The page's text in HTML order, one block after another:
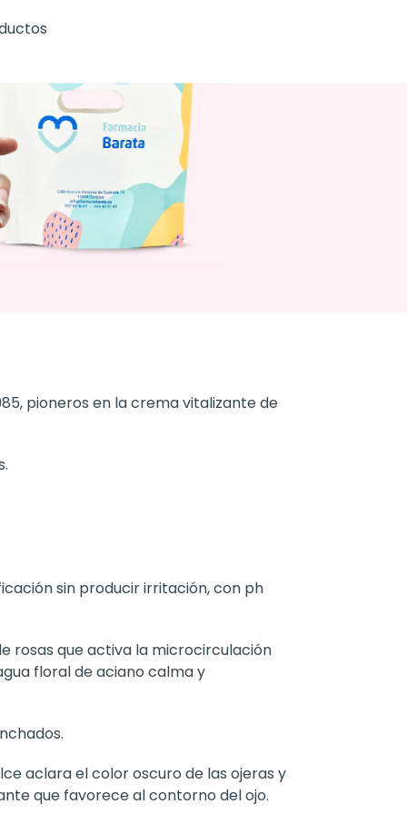
pioneros en la crema vitalizante de
sin producir irritación, con ph
rosas que activa la microcirculación
floral de aciano calma y
aclara el color oscuro de las ojeras y
que favorece al contorno del ojo.